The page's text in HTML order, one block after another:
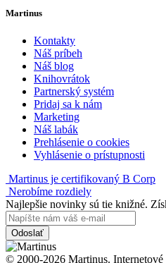
Martinus
Kontakty
Náš príbeh
Náš blog
Knihovrátok
Partnerský systém
Pridaj sa k nám
Marketing
Náš labák
Prehlásenie o cookies
Vyhlásenie o prístupnosti
Martinus je certifikovaný B Corp
Nerobíme rozdiely
Najlepšie novinky sú tie knižné.
Odoslať
© 2000-2026 Martinus.